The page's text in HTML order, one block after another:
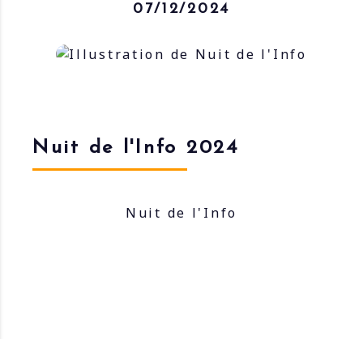
07/12/2024
Nuit de l'Info 2024
Nuit de l'Info